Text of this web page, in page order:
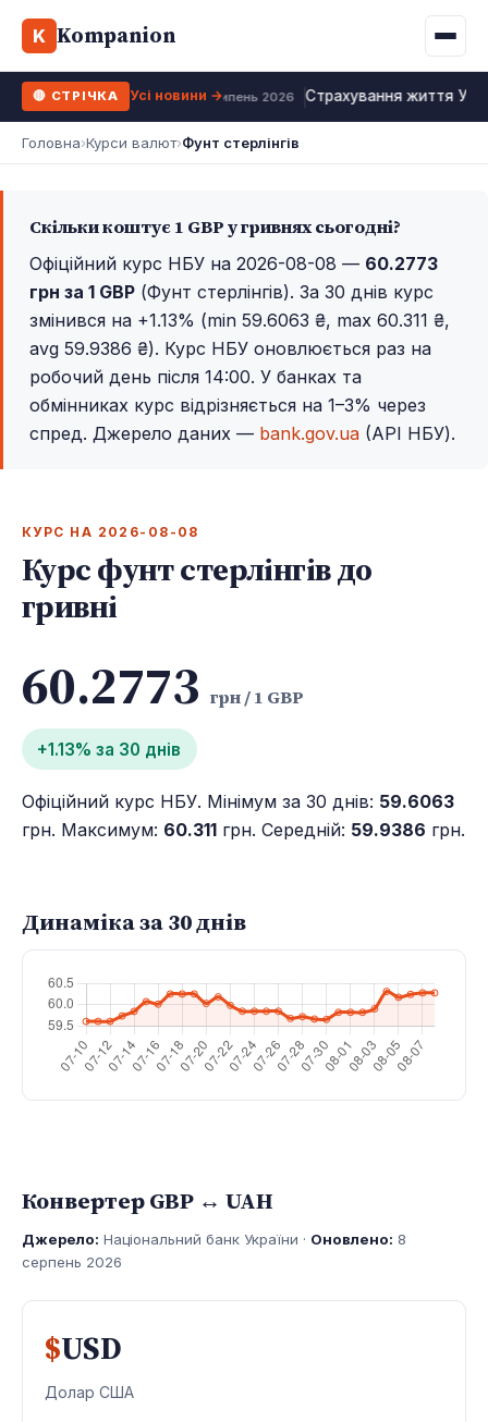
K Kompanion
Калькулятор МФО
Усі 10 МФО →
Життя
Усі види
WhiteBIT
Kuna
Bybit
Усі 10 бірж →
Іпотека
Депозит
Рефінансування
ФОП податки
🔴 СТРІЧКА 26 липень 2026 Страхування життя
Усі новини →
Головна›Курси валют›Фунт стерлінгів
Скільки коштує 1 GBP у гривнях сьогодні?
Офіційний курс НБУ на 2026-08-08 — 60.2773
грн за 1 GBP (Фунт стерлінгів). За 30 днів курс
змінився на +1.13% (min 59.6063 ₴, max 60.311 ₴,
avg 59.9386 ₴). Курс НБУ оновлюється раз на
робочий день після 14:00. У банках та
обмінниках курс відрізняється на 1–3% через
спред. Джерело даних — bank.gov.ua (API НБУ).
КУРС НА 2026-08-08
Курс фунт стерлінгів до
гривні
60.2773 грн / 1 GBP
+1.13% за 30 днів
Офіційний курс НБУ. Мінімум за 30 днів: 59.6063
грн. Максимум: 60.311 грн. Середній: 59.9386 грн.
Динаміка за 30 днів
Конвертер GBP ↔ UAH
Джерело: Національний банк України · Оновлено: 8
серпень 2026
$USD
Долар США